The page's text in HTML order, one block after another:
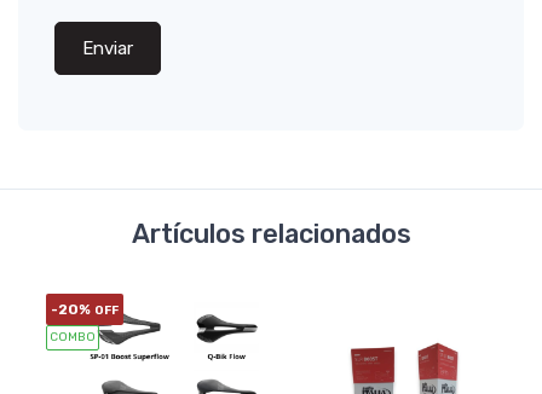
Enviar
Artículos relacionados
-20% OFF
COMBO